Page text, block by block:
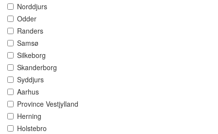
Norddjurs
Odder
Randers
Samsø
Silkeborg
Skanderborg
Syddjurs
Aarhus
Province Vestjylland
Herning
Holstebro